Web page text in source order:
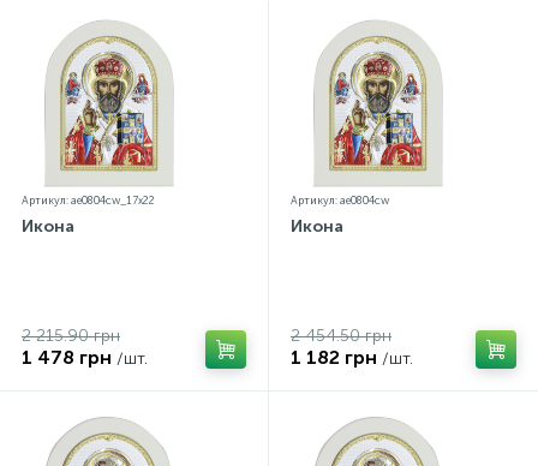
Артикул: ae0804cw_17х22
Икона
2 215.90 грн
1 478 грн /шт.
Артикул: ae0804cw
Икона
2 454.50 грн
1 182 грн /шт.